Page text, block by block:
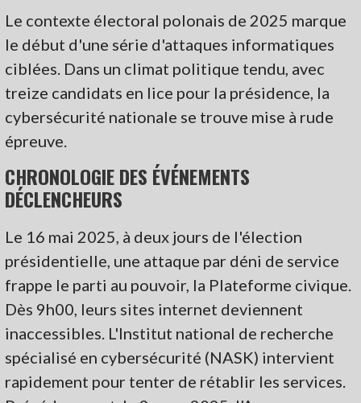
Le contexte électoral polonais de 2025 marque
le début d'une série d'attaques informatiques
ciblées. Dans un climat politique tendu, avec
treize candidats en lice pour la présidence, la
cybersécurité nationale se trouve mise à rude
épreuve.
CHRONOLOGIE DES ÉVÉNEMENTS
DÉCLENCHEURS
Le 16 mai 2025, à deux jours de l'élection
présidentielle, une attaque par déni de service
frappe le parti au pouvoir, la Plateforme civique.
Dès 9h00, leurs sites internet deviennent
inaccessibles. L'Institut national de recherche
spécialisé en cybersécurité (NASK) intervient
rapidement pour tenter de rétablir les services.